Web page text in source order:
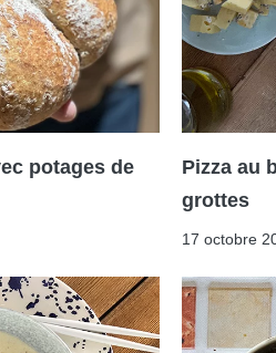
potages de
Pizza au
grottes
17 octobre